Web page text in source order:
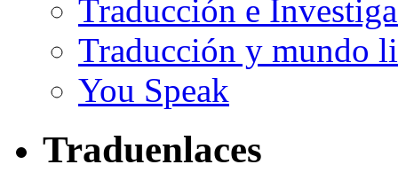
Traducción e
Traducción y mundo
You Speak
Traduenlaces